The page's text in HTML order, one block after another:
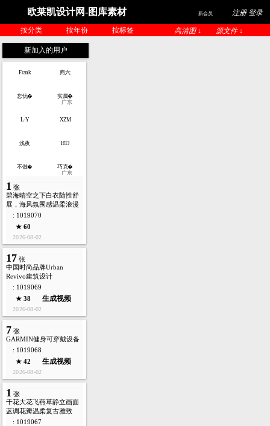
欧莱凯设计网-图库素材 新会员 注册 登录
按分类 按年份 按标签 高清图 ↓ 源文件 ↓
新加入的用户
Frank 商六
忘忧�
实属�
广东
L-Y XZM
浅夜 HTJ
不做�
巧克�
广东
1 张
碧海晴空之下白衣随性舒
展，海风氛围感温柔浪漫
: 1019070
★ 60
2026-08-02
17 张
中国时尚品牌Urban
Revivo建筑设计
: 1019069
★ 38
生成视频
2026-08-02
7 张
GARMIN健身可穿戴设备
: 1019068
★ 42
生成视频
2026-08-02
1 张
干花大花飞燕草静立画面
蓝调花瓣温柔复古雅致
: 1019067